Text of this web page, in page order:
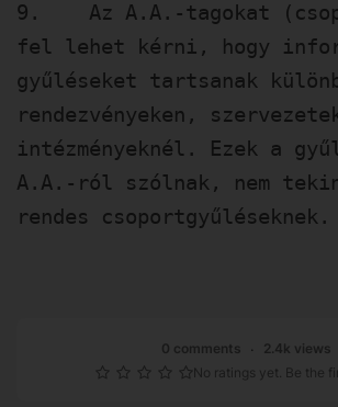
9. Az A.A.-tagokat
fel lehet kérni, hogy
gyűléseket tartsanak
rendezvényeken,
intézményeknél. Ezek a
A.A.-ról szólnak, nem
rendes csoportgyűléseknek.
0 comments
2.4k views
No ratings yet. Be the